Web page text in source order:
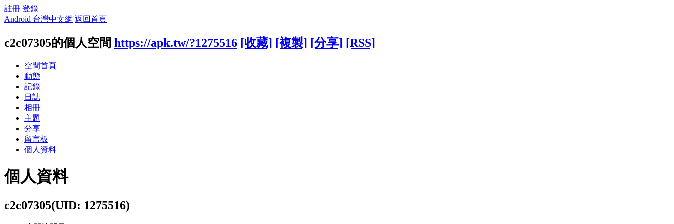
註冊 登錄
Android 台灣中文網 返回首頁
c2c07305的個人空間 https://apk.tw/?1275516 [收藏] [複製] [分享] [RSS]
空間首頁
動態
記錄
日誌
相冊
主題
分享
留言板
個人資料
個人資料
c2c07305(UID: 1275516)